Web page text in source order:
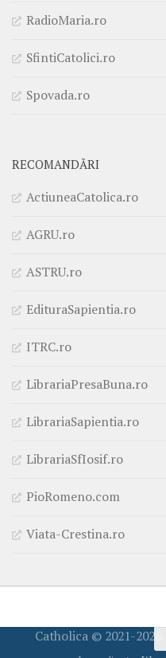
RadioMaria.ro
SfintiCatolici.ro
Spovada.ro
RECOMANDĂRI
ActiuneaCatolica.ro
AGRU.ro
ASTRU.ro
EdituraSapientia.ro
ITRC.ro
LibrariaPresaBuna.ro
LibrariaSapientia.ro
LibrariaSfIosif.ro
PioRomeno.com
Viata-Crestina.ro
Catholica © 2021-